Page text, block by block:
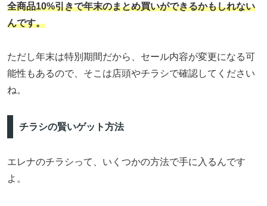
全商品10%引きで年末のまとめ買いができるかもしれない
んです。
ただし年末は特別期間だから、セール内容が変更になる可
能性もあるので、そこは店頭やチラシで確認してください
ね。
チラシの賢いゲット方法
エレナのチラシって、いくつかの方法で手に入るんです
よ。